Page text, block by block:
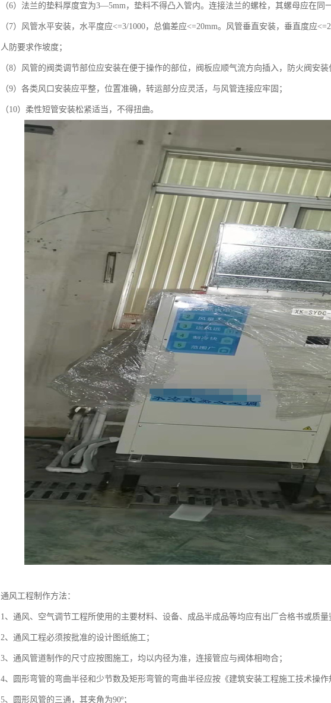
（6）法兰的垫料厚度宜为3—5mm，垫料不得凸入管内。连接法兰的螺栓，其螺母应在同
（7）风管水平安装，水平度应<=3/1000，总偏差应<=20mm。风管垂直安装，垂直度应
人防要求作坡度；
（8）风管的阀类调节部位应安装在便于操作的部位，阀板应顺气流方向插入，防火阀安
（9）各类风口安装应平整，位置准确，转运部分应灵活，与风管连接应牢固；
（10）柔性短管安装松紧适当，不得扭曲。
通风工程制作方法：
1、通风、空气调节工程所使用的主要材料、设备、成品半成品等均应有出厂合格书或质量
2、通风工程必须按批准的设计图纸施工；
3、通风管道制作的尺寸应按图施工，均以内径为准，连接管应与阀体相吻合；
4、圆形弯管的弯曲半径和少节数及矩形弯管的弯曲半径应按《建筑安装工程施工技术操作
5、圆形风管的三通，其夹角为90º；